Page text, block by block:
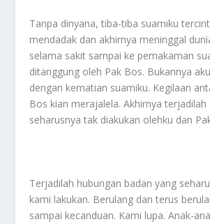
Tanpa dinyana, tiba-tiba suamiku
mendadak dan akhirnya meninggal
selama sakit sampai ke pemakaman
ditanggung oleh Pak Bos. Bukannya
dengan kematian suamiku. Kegilaan
Bos kian merajalela. Akhirnya
seharusnya tak diakukan olehku dan
Terjadilah hubungan badan yang
kami lakukan. Berulang dan terus
sampai kecanduan. Kami lupa. Anak-